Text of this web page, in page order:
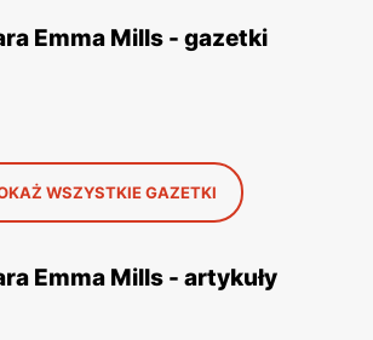
Emma Mills - gazetki
WSZYSTKIE GAZETKI
Emma Mills - artykuły